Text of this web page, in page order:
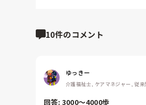
10件のコメント
ゆっきー
介護福祉士, ケアマネジャー, 従
回答: 3000～4000歩